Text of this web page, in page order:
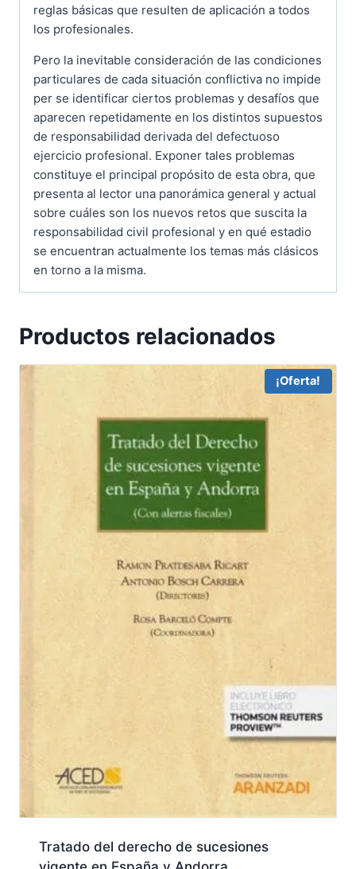
reglas básicas que resulten de aplicación a todos
los profesionales.
Pero la inevitable consideración de las condiciones
particulares de cada situación conflictiva no impide
per se identificar ciertos problemas y desafíos que
aparecen repetidamente en los distintos supuestos
de responsabilidad derivada del defectuoso
ejercicio profesional. Exponer tales problemas
constituye el principal propósito de esta obra, que
presenta al lector una panorámica general y actual
sobre cuáles son los nuevos retos que suscita la
responsabilidad civil profesional y en qué estadio
se encuentran actualmente los temas más clásicos
en torno a la misma.
Productos relacionados
¡Oferta!
Tratado del derecho de sucesiones